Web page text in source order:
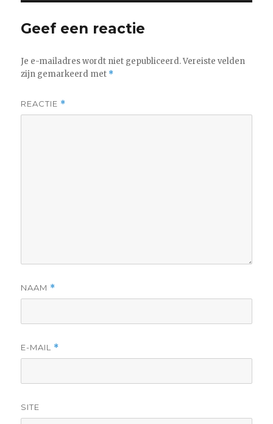
Geef een reactie
Je e-mailadres wordt niet gepubliceerd. Vereiste velden
zijn gemarkeerd met *
REACTIE *
NAAM *
E-MAIL *
SITE